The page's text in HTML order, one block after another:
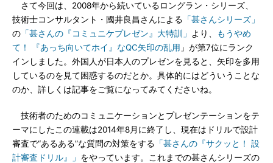
さて今回は、2008年から続いているロングラン・シリーズ、
技術士コンサルタント・國井良昌さんによる 「甚さんシリーズ」
の 「甚さんの『コミュニケプレゼン』大特訓」 より、
もうやめ
て！ 『あっち向いてホイ』なQC矢印の乱用 」が第7位にランク
インしました。外国人が日本人のプレゼンを見ると、矢印を多用
しているのを見て困惑するのだとか。具体的にはどういうことな
のか、詳しくは記事をご覧になってみてくださいね。
技術者のためのコミュニケーションとプレゼンテーションをテ
ーマにしたこの連載は2014年8月に終了し、現在はドリルで設計
審査で“あるある”な質問の対策をする 「甚さんの『サクッと！ 設
計審査ドリル』」 をやっています。これまでの甚さんシリーズの